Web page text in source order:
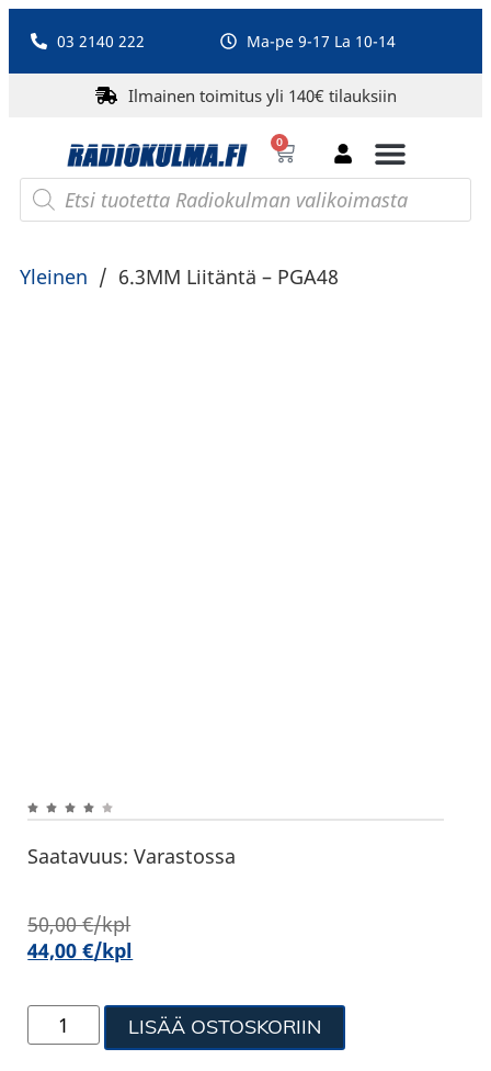
03 2140 222 Ma-pe 9-17 La 10-14
Ilmainen toimitus yli 140€ tilauksiin
0
Yleinen / 6.3MM Liitäntä – PGA48
Saatavuus: Varastossa
50,00€/kpl
44,00€/kpl
LISÄÄ OSTOSKORIIN